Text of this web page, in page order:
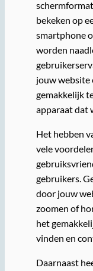
bekeken op
smartphone
worden
jouw website
gemakkelijk
apparaat dat
Het hebben
vele
gebruikers.
door jouw
zoomen of
het
vinden en
Daarnaast